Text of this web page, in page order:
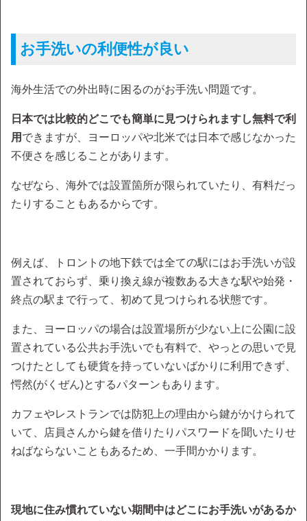
お手洗いの利便性が良い
海外生活での外出時に困るのがお手洗い問題です。
日本では比較的どこでも簡単に見つけられますし無料で利
用 できますが、ヨーロッパや北米では日本で感じなかった
不便さを感じることがあります。
なぜなら、海外では設置箇所が限られていたり、有料だっ
たりすることもあるからです。
例えば、トロントの地下鉄では全ての駅にはお手洗いが設
置されておらず、乗り換え線が複数ある大きな駅や始発・
終点の駅まで行って、初めて見つけられる状態です。
また、ヨーロッパの場合は設置場所が少ない上に公園に設
置されている公共お手洗いでも有料で、やっとの思いで見
つけたとしても硬貨を持っていないばかりに利用できず、
愕然(がくぜん)とするパターンもあります。
カフェやレストランでは防犯上の理由から鍵がかけられて
いて、店員さんから鍵を借りたりパスワードを聞いたりせ
ねばならないこともあるため、一手間かかります。
現地に住み慣れていない期間中はどこにお手洗いがあるか